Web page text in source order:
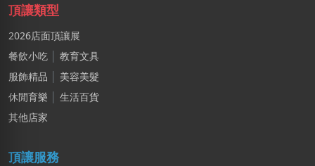
林X羽
桃園市｜預算 10萬~30萬元
高雄市｜預算 30萬~50萬元
陳X姐
頂讓類型
2026店面頂讓展
餐飲小吃
教育文具
服飾精品
美容美髮
休閒育樂
生活百貨
其他店家
頂讓服務